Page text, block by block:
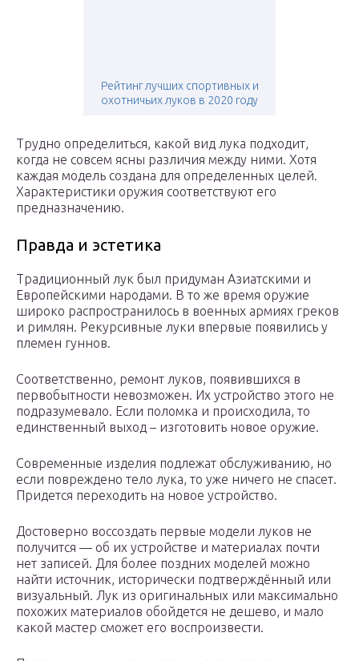
Рейтинг лучших спортивных и
охотничьих луков в 2020 году
Трудно определиться, какой вид лука подходит,
когда не совсем ясны различия между ними. Хотя
каждая модель создана для определенных целей.
Характеристики оружия соответствуют его
предназначению.
Правда и эстетика
Традиционный лук был придуман Азиатскими и
Европейскими народами. В то же время оружие
широко распространилось в военных армиях греков
и римлян. Рекурсивные луки впервые появились у
племен гуннов.
Соответственно, ремонт луков, появившихся в
первобытности невозможен. Их устройство этого не
подразумевало. Если поломка и происходила, то
единственный выход – изготовить новое оружие.
Современные изделия подлежат обслуживанию, но
если повреждено тело лука, то уже ничего не спасет.
Придется переходить на новое устройство.
Достоверно воссоздать первые модели луков не
получится — об их устройстве и материалах почти
нет записей. Для более поздних моделей можно
найти источник, исторически подтверждённый или
визуальный. Лук из оригинальных или максимально
похожих материалов обойдется не дешево, и мало
какой мастер сможет его воспроизвести.